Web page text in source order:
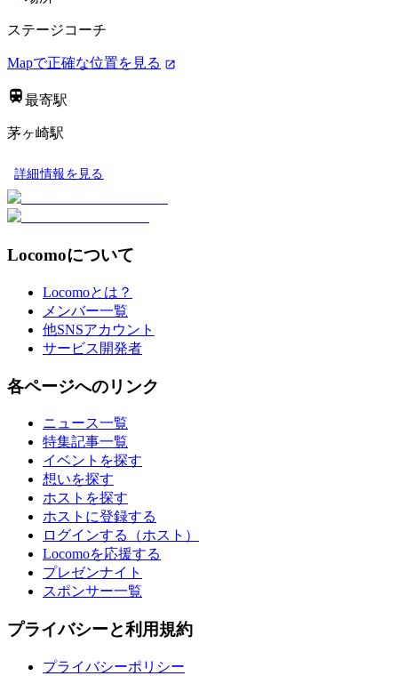
ステージコーチ
Mapで正確な位置を見る
最寄駅
茅ヶ崎駅
詳細情報を見る
Locomoについて
Locomoとは？
メンバー一覧
他SNSアカウント
サービス開発者
各ページへのリンク
ニュース一覧
特集記事一覧
イベントを探す
想いを探す
ホストを探す
ホストに登録する
ログインする（ホスト）
Locomoを応援する
プレゼンナイト
スポンサー一覧
プライバシーと利用規約
プライバシーポリシー